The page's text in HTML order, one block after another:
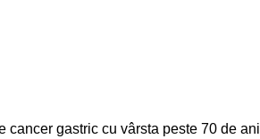
gastric cu vârsta peste 70 de ani